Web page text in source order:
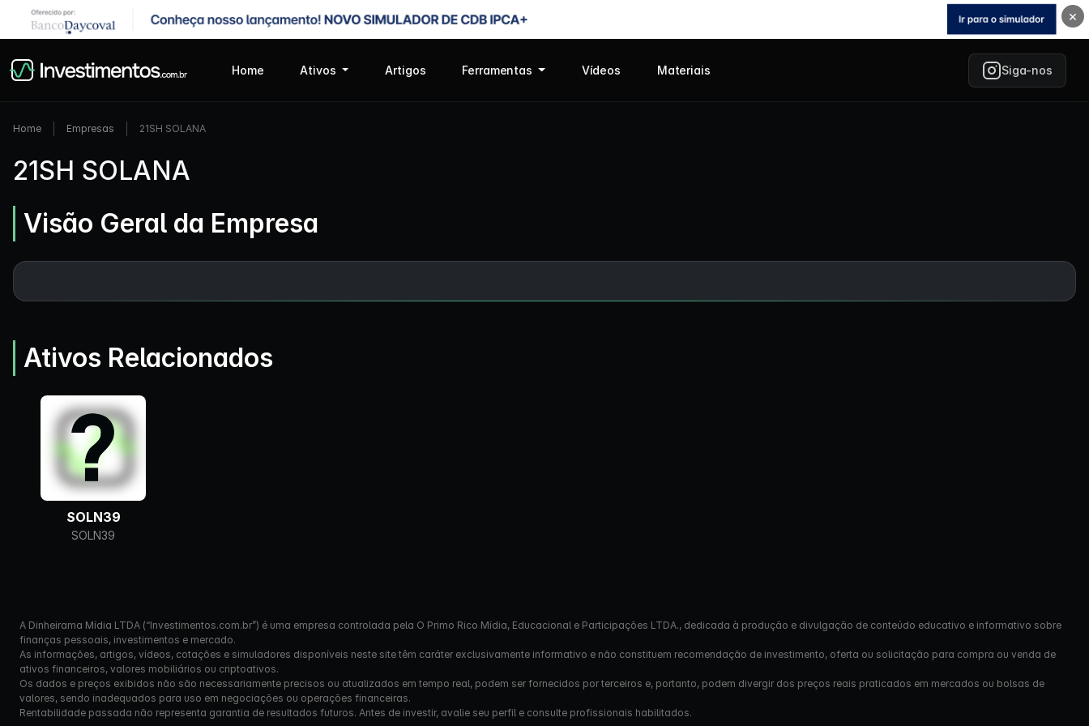
×
Home Ativos Artigos Ferramentas Vídeos Materiais Siga-nos
Home Empresas 21SH SOLANA
21SH SOLANA
Visão Geral da Empresa
Ativos Relacionados
SOLN39
SOLN39
A Dinheirama Mídia LTDA (“Investimentos.com.br”) é uma empresa controlada pela O Primo Rico Mídia, Educacional e Participações LTDA., dedicada à produção e divulgação de conteúdo educativo e informativo sobre
finanças pessoais, investimentos e mercado.
As informações, artigos, vídeos, cotações e simuladores disponíveis neste site têm caráter exclusivamente informativo e não constituem recomendação de investimento, oferta ou solicitação para compra ou venda de
ativos financeiros, valores mobiliários ou criptoativos.
Os dados e preços exibidos não são necessariamente precisos ou atualizados em tempo real, podem ser fornecidos por terceiros e, portanto, podem divergir dos preços reais praticados em mercados ou bolsas de
valores, sendo inadequados para uso em negociações ou operações financeiras.
Rentabilidade passada não representa garantia de resultados futuros. Antes de investir, avalie seu perfil e consulte profissionais habilitados.